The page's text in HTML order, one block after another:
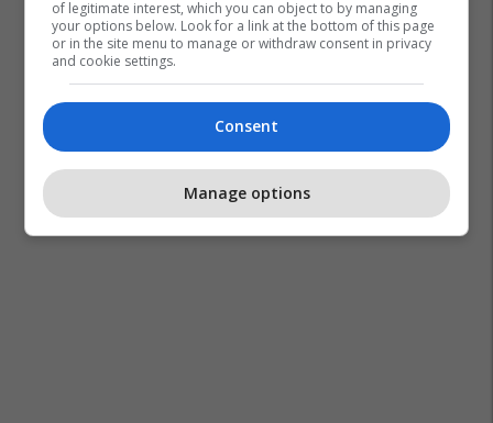
of legitimate interest, which you can object to by managing
your options below. Look for a link at the bottom of this page
or in the site menu to manage or withdraw consent in privacy
and cookie settings.
Consent
Manage options